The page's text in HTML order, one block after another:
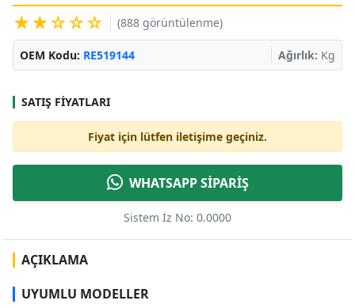
★★☆☆☆
(888 görüntülenme)
OEM Kodu: RE519144 Ağırlık: Kg
SATIŞ FIYATLARI
Fiyat için lütfen iletişime geçiniz.
WHATSAPP SİPARİŞ
Sistem İz No: 0.0000
AÇIKLAMA
UYUMLU MODELLER